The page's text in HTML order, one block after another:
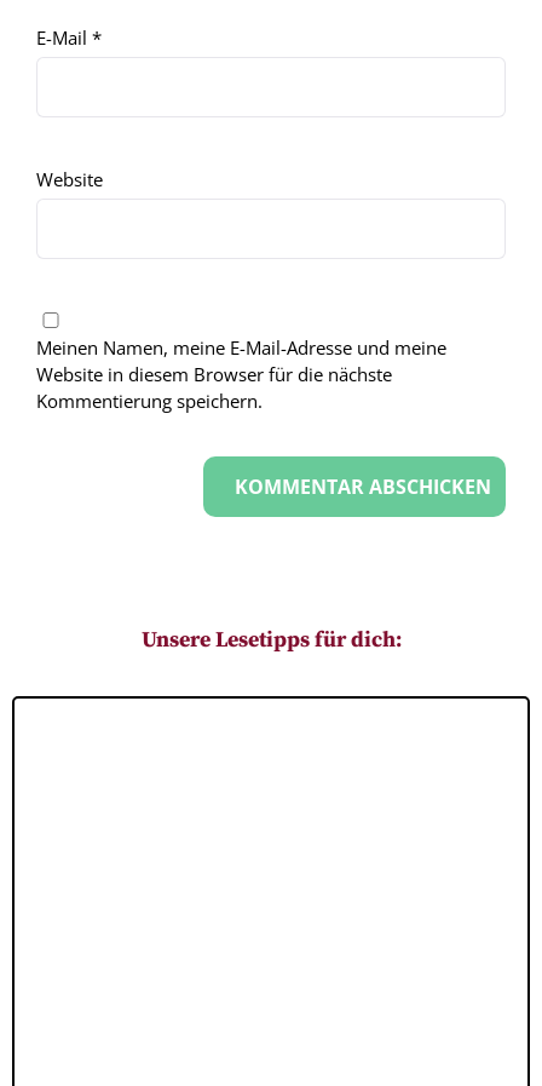
E-Mail *
Website
Meinen Namen, meine E-Mail-Adresse und meine
Website in diesem Browser für die nächste
Kommentierung speichern.
Unsere Lesetipps für dich: